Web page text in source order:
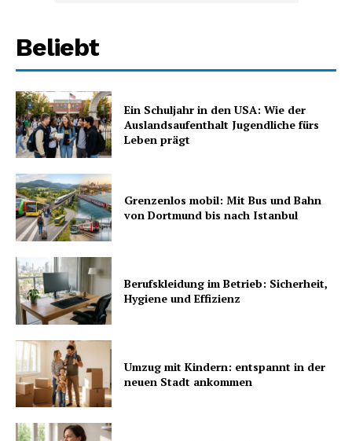
Beliebt
Ein Schuljahr in den USA: Wie der
Auslandsaufenthalt Jugendliche fürs
Leben prägt
Grenzenlos mobil: Mit Bus und Bahn
von Dortmund bis nach Istanbul
Berufskleidung im Betrieb: Sicherheit,
Hygiene und Effizienz
Umzug mit Kindern: entspannt in der
neuen Stadt ankommen